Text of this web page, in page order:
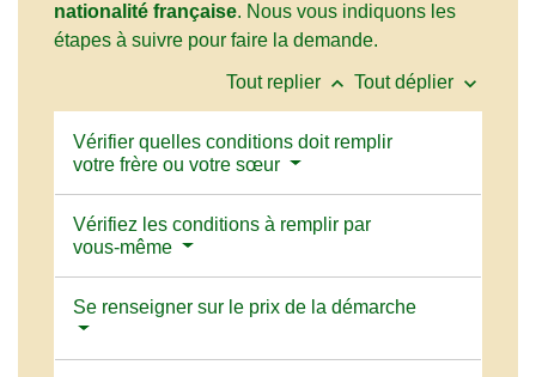
nationalité française. Nous vous indiquons les
étapes à suivre pour faire la demande.
Tout replier keyboard_arrow_up Tout déplier keyboard_arrow_down
Vérifier quelles conditions doit remplir
votre frère ou votre sœur
Vérifiez les conditions à remplir par
vous-même
Se renseigner sur le prix de la démarche